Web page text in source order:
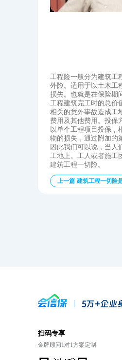
工程险一般分为建筑工
外险。适用于以土木工
损失。也就是在保险期
工程建筑完工时的总价
相关的意外事故造成工
费用及其他费用。投保
以单个工程项目投保，
物的损失，通过附加的
因此我们可以说，当人
工地上。工人或者施工
建筑工程一切险。
上一篇 建筑工程一切险
扫码专享
金牌顾问1对1方案定制